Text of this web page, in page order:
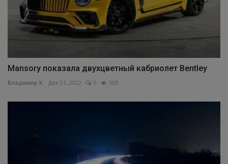
Mansory показала двухцветный кабриолет Bentley
Владимир К. Дек 21, 2022 0 363